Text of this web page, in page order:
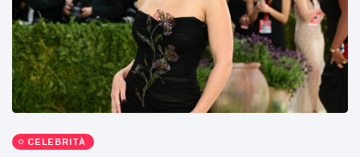
CELEBRITÀ